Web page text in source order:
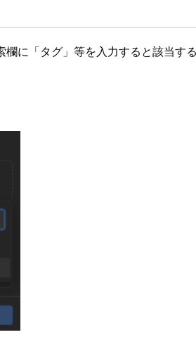
に「タグ」等を入力すると該当する